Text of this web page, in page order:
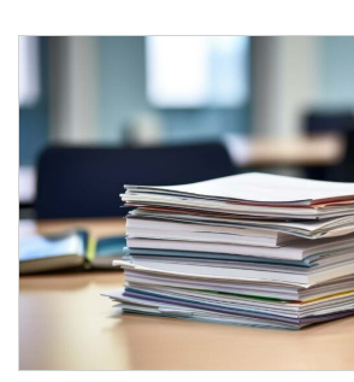
contrattualistica di studio
recenti novità